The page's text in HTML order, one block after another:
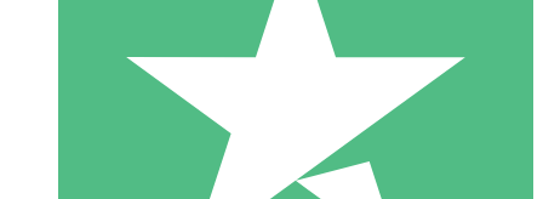
Pague conforme o uso com créditos de download. Sem
1000